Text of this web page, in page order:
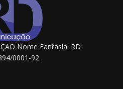
Nome Fantasia: RD
0001-92